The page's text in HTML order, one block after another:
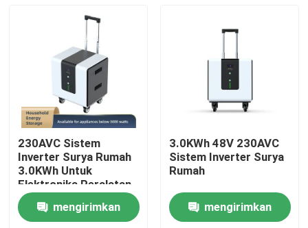
Rumah
Produk
230AVC Sistem
Inverter Surya Rumah
3.0KWh Untuk
Elektronika Peralatan
Rumah Tangga
mengirimkan
3.0KWh 48V 230AVC
Sistem Inverter Surya
Rumah
mengirimkan